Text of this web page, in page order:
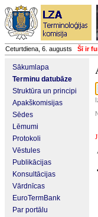
Ceturtdiena, 6. augusts Šī ir
Sākumlapa
Terminu datubāze
Struktūra un principi
Apakškomisijas
Sēdes
Lēmumi
Protokoli
Vēstules
Publikācijas
Konsultācijas
Vārdnīcas
EuroTermBank
Par portālu